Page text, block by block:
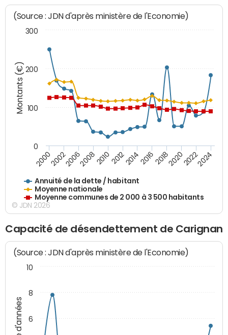
Montants (€)
(Source : JDN d'après ministère de l'Economie)
Annuité de la dette / habitant
Moyenne nationale
Moyenne communes de 2 000 à 3 500 habitants
200020022006200820102012201420162018202020222024
0
100
200
300
© JDN 2026
Capacité de désendettement de Carignan
(Source : JDN d'après ministère de l'Economie)
6
8
10